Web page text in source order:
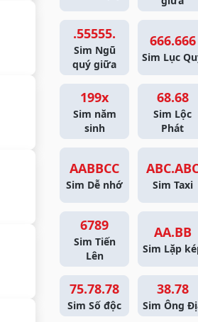
.55555.
Sim Ngũ
quý giữa
666.666
Sim Lục
199x
Sim năm
sinh
68.68
Sim Lộc
Phát
AABBCC
Sim Dễ nhớ Sim Taxi
6789
Sim Tiến
Lên
AA.BB
Sim Lặp
75.78.78
Sim Số độc
38.78
Sim Ông